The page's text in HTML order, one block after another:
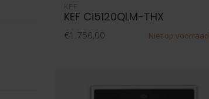
KEF
KEF Ci5120QLM-THX
€1.750,00 Niet op voorraad